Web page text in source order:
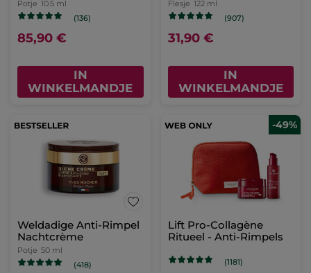
Potje 10.5 ml
(136)
85,90 €
IN
WINKELMANDJE
Flesje 122 ml
(907)
31,90 €
IN
WINKELMANDJE
Weldadige Anti-Rimpel
Nachtcrème
Potje 50 ml
(418)
-49%
Lift Pro-Collagène
Ritueel - Anti-Rimpels
(1181)